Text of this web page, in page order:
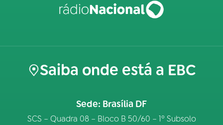
Saiba onde está a EBC
Sede: Brasília DF
SCS – Quadra 08 – Bloco B 50/60 – 1º Subsolo